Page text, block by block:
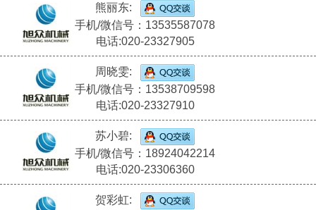
熊丽东:
手机/微信号：13535587078
电话:020-23327905
周晓雯:
手机/微信号：13538709598
电话:020-23327910
苏小碧:
手机/微信号：18924042214
电话:020-23306360
贺彩虹: